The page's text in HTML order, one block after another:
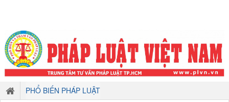
PHỔ BIẾN PHÁP LUẬT